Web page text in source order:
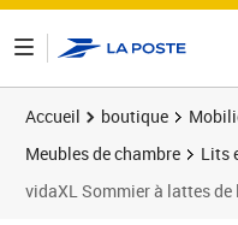
Accueil boutique
Meubles de chambre
Lits
vidaXL Sommier à lattes